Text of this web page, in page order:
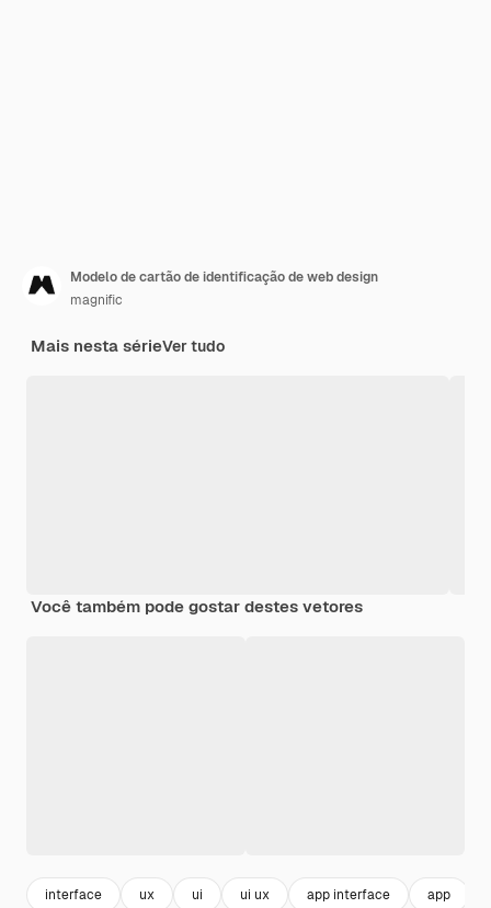
Modelo de cartão de identificação de web design
magnific
Mais nesta sérieVer tudo
Você também pode gostar destes vetores
interface ux ui ui ux app interface app